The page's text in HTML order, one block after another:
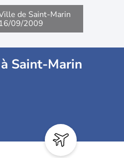
de Saint-Marin
16/09/2009
Saint-Marin